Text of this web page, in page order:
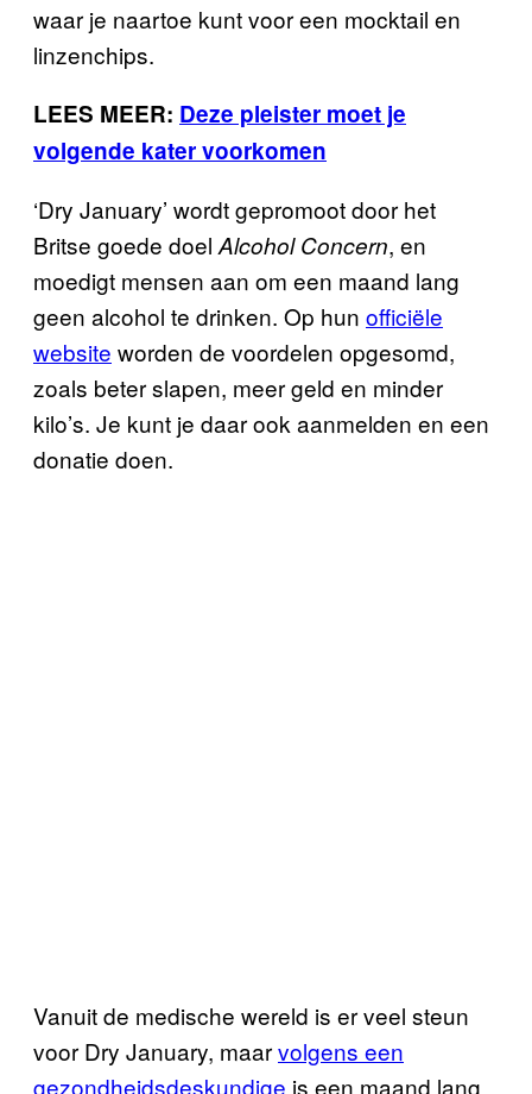
waar je naartoe kunt voor een mocktail en
linzenchips.
LEES MEER: Deze pleister moet je
volgende kater voorkomen
‘Dry January’ wordt gepromoot door het
Britse goede doel Alcohol Concern, en
moedigt mensen aan om een maand lang
geen alcohol te drinken. Op hun officiële
website worden de voordelen opgesomd,
zoals beter slapen, meer geld en minder
kilo’s. Je kunt je daar ook aanmelden en een
donatie doen.
Vanuit de medische wereld is er veel steun
voor Dry January, maarvolgens een
gezondheidsdeskundige is een maand lang